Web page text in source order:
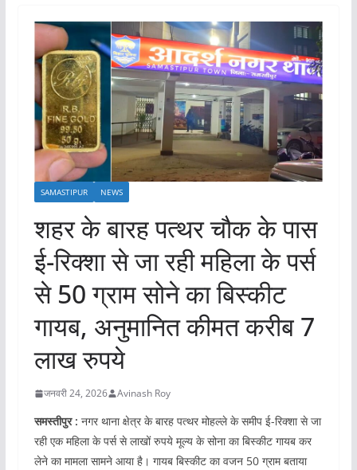
SAMASTIPUR NEWS
शहर के बारह पत्थर चौक के पास
ई-रिक्शा से जा रही महिला के पर्स
से 50 ग्राम सोने का बिस्कीट
गायब, अनुमानित कीमत करीब 7
लाख रुपये
जनवरी 24, 2026 Avinash Roy
समस्तीपुर : नगर थाना क्षेत्र के बारह पत्थर मोहल्ले के समीप ई-रिक्शा से जा
रही एक महिला के पर्स से लाखों रुपये मूल्य के सोना का बिस्कीट गायब कर
लेने का मामला सामने आया है। गायब बिस्कीट का वजन 50 ग्राम बताया